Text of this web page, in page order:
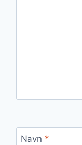
Navn *